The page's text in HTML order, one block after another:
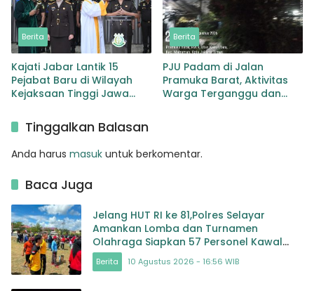
Berita
Kajati Jabar Lantik 15
Pejabat Baru di Wilayah
Kejaksaan Tinggi Jawa
Berita
PJU Padam di Jalan
Pramuka Barat, Aktivitas
Warga Terganggu dan
Tinggalkan Balasan
Anda harus masuk untuk berkomentar.
Baca Juga
Jelang HUT RI ke 81,Polres Selayar
Amankan Lomba dan Turnamen
Olahraga Siapkan 57 Personel Kawal
Gerak Jalan Pelajar
Berita 10 Agustus 2026 - 16:56 WIB